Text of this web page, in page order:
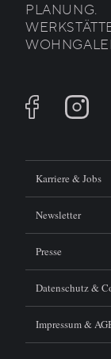
PLANUNG.
Karriere & Jobs
Newsletter
Presse
Datenschutz &
Impressum &